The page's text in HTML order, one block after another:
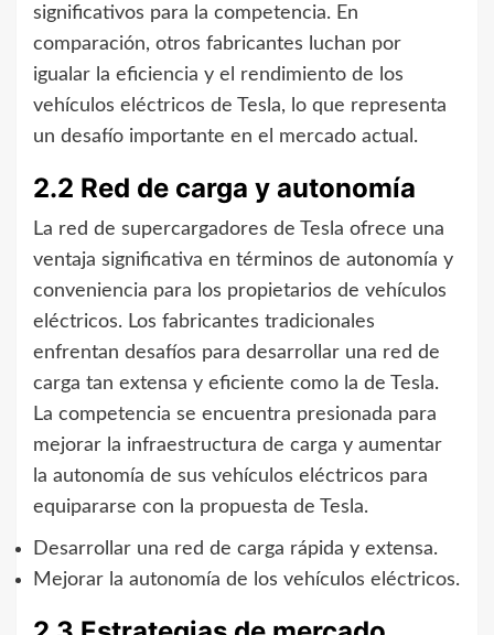
significativos para la competencia. En
comparación, otros fabricantes luchan por
igualar la eficiencia y el rendimiento de los
vehículos eléctricos de Tesla, lo que representa
un desafío importante en el mercado actual.
2.2 Red de carga y autonomía
La red de supercargadores de Tesla ofrece una
ventaja significativa en términos de autonomía y
conveniencia para los propietarios de vehículos
eléctricos. Los fabricantes tradicionales
enfrentan desafíos para desarrollar una red de
carga tan extensa y eficiente como la de Tesla.
La competencia se encuentra presionada para
mejorar la infraestructura de carga y aumentar
la autonomía de sus vehículos eléctricos para
equipararse con la propuesta de Tesla.
Desarrollar una red de carga rápida y extensa.
Mejorar la autonomía de los vehículos eléctricos.